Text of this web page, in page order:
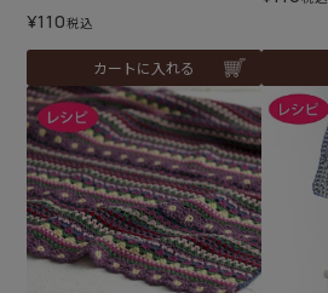
¥110税込
カートに入れる